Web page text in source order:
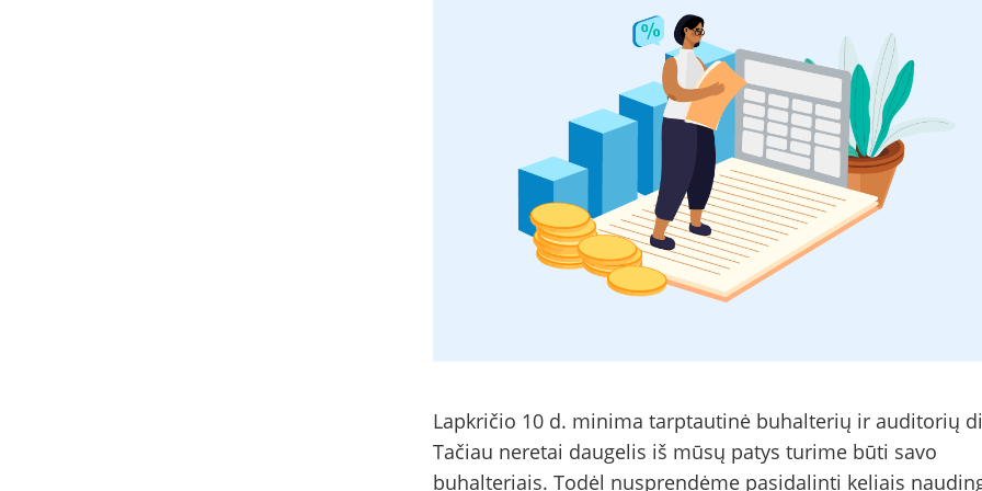
Lapkričio 10 d. minima tarptautinė buhalterių ir auditorių
Tačiau neretai daugelis iš mūsų patys turime būti savo
buhalteriais. Todėl nusprendėme pasidalinti keliais